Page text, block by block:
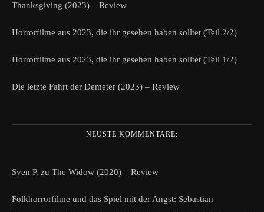
Thanksgiving (2023) – Review
Horrorfilme aus 2023, die ihr gesehen haben solltet (Teil 2/2)
Horrorfilme aus 2023, die ihr gesehen haben solltet (Teil 1/2)
Die letzte Fahrt der Demeter (2023) – Review
NEUSTE KOMMENTARE:
Sven P. zu The Widow (2020) – Review
Folkhorrorfilme und das Spiel mit der Angst: Sebastian